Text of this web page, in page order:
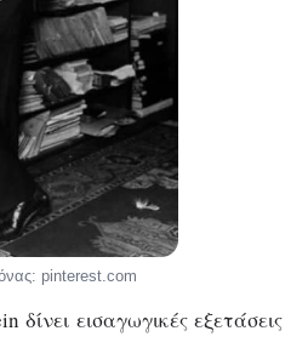
pinterest.com
εισαγωγικές εξετάσεις